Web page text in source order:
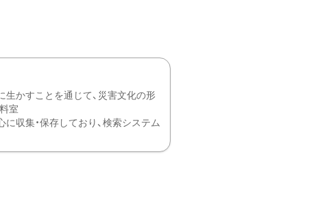
生かすことを通じて、災害文化の形
室
収集・保存しており、検索システム